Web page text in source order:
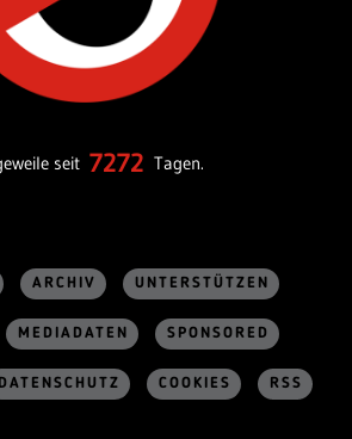
seit 7272 Tagen.
ARCHIV UNTERSTÜTZEN
MEDIADATEN SPONSORED
DATENSCHUTZ COOKIES RSS